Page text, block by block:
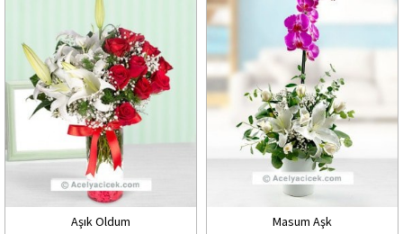
Aşık Oldum Masum Aşk